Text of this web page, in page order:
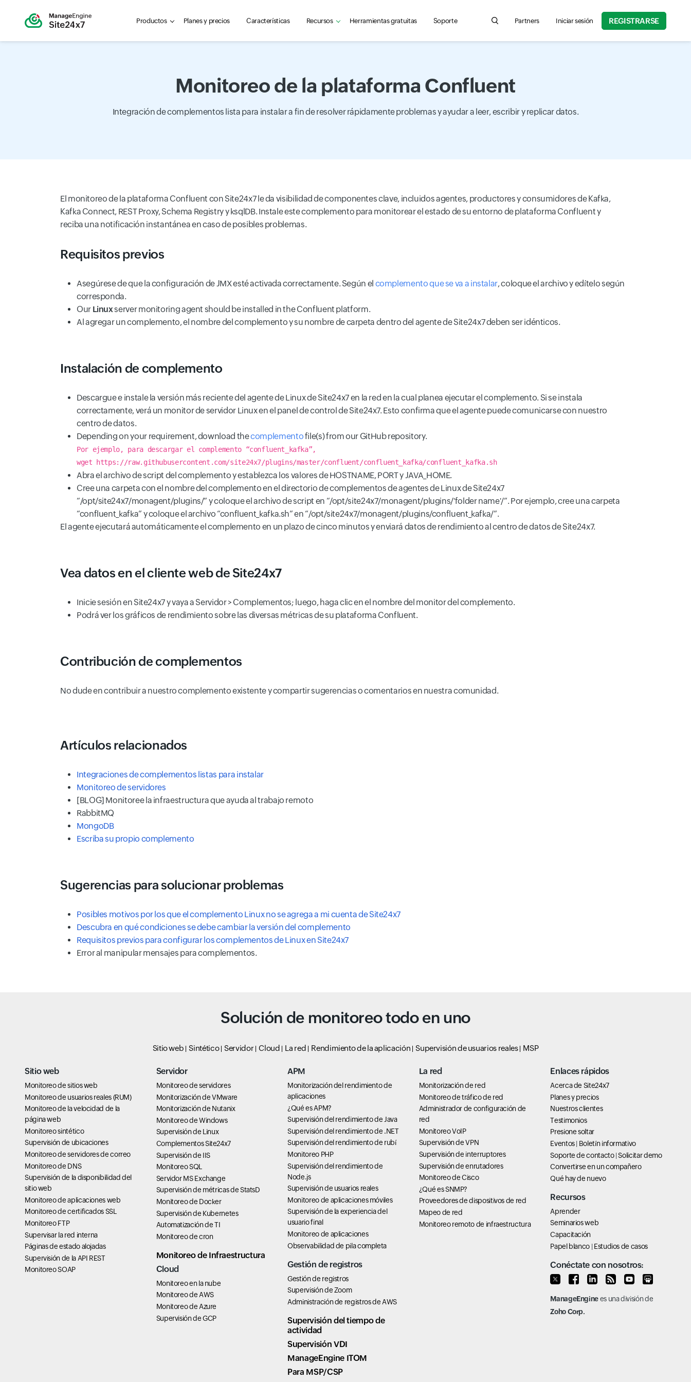
Productos Planes y precios Características Recursos Herramientas gratuitas Soporte Search for product information, help articles, and
Partners Iniciar sesión REGISTRARSE
Monitoreo de la plataforma Confluent
Integración de complementos lista para instalar a fin de resolver rápidamente problemas y ayudar a leer, escribir y replicar datos.
El monitoreo de la plataforma Confluent con Site24x7 le da visibilidad de componentes clave, incluidos agentes, productores y consumidores de Kafka,
Kafka Connect, REST Proxy, Schema Registry y ksqlDB. Instale este complemento para monitorear el estado de su entorno de plataforma Confluent y
reciba una notificación instantánea en caso de posibles problemas.
Requisitos previos
Asegúrese de que la configuración de JMX esté activada correctamente. Según el complemento que se va a instalar, coloque el archivo y edítelo según
corresponda.
Our Linuxserver monitoring agent should be installed in the Confluent platform.
Al agregar un complemento, el nombre del complemento y su nombre de carpeta dentro del agente de Site24x7 deben ser idénticos.
Instalación de complemento
Descargue e instale la versión más reciente del agente de Linux de Site24x7 en la red en la cual planea ejecutar el complemento. Si se instala
correctamente, verá un monitor de servidor Linux en el panel de control de Site24x7. Esto confirma que el agente puede comunicarse con nuestro
centro de datos.
Depending on your requirement, download thecomplementofile(s) from our GitHub repository.
Por ejemplo, para descargar el complemento “confluent_kafka”,
wget https://raw.githubusercontent.com/site24x7/plugins/master/confluent/confluent_kafka/confluent_kafka.sh
Abra el archivo de script del complemento y establezca los valores de HOSTNAME, PORT y JAVA_HOME.
Cree una carpeta con el nombre del complemento en el directorio de complementos de agentes de Linux de Site24x7
“/opt/site24x7/monagent/plugins/” y coloque el archivo de script en “/opt/site24x7/monagent/plugins/'folder name'/”. Por ejemplo, cree una carpeta
“confluent_kafka” y coloque el archivo “confluent_kafka.sh” en “/opt/site24x7/monagent/plugins/confluent_kafka/”.
El agente ejecutará automáticamente el complemento en un plazo de cinco minutos y enviará datos de rendimiento al centro de datos de Site24x7.
Vea datos en el cliente web de Site24x7
Inicie sesión en Site24x7 y vaya a Servidor > Complementos; luego, haga clic en el nombre del monitor del complemento.
Podrá ver los gráficos de rendimiento sobre las diversas métricas de su plataforma Confluent.
Contribución de complementos
No dude en contribuir a nuestro complemento existente y compartir sugerencias o comentarios en nuestra comunidad.
Artículos relacionados
Integraciones de complementos listas para instalar
Monitoreo de servidores
[BLOG] Monitoree la infraestructura que ayuda al trabajo remoto
RabbitMQ
MongoDB
Escriba su propio complemento
Sugerencias para solucionar problemas
Posibles motivos por los que el complemento Linux no se agrega a mi cuenta de Site24x7
Descubra en qué condiciones se debe cambiar la versión del complemento
Requisitos previos para configurar los complementos de Linux en Site24x7
Error al manipular mensajes para complementos.
Solución de monitoreo todo en uno
Sitio web Sintético Servidor Cloud La red Rendimiento de la aplicación Supervisión de usuarios reales MSP
Sitio web
Monitoreo de sitios web
Monitoreo de usuarios reales (RUM)
Monitoreo de la velocidad de la
página web
Monitoreo sintético
Supervisión de ubicaciones
Monitoreo de servidores de correo
Monitoreo de DNS
Supervisión de la disponibilidad del
sitio web
Monitoreo de aplicaciones web
Monitoreo de certificados SSL
Monitoreo FTP
Supervisar la red interna
Páginas de estado alojadas
Supervisión de la API REST
Monitoreo SOAP
Servidor
Monitoreo de servidores
Monitorización de VMware
Monitorización de Nutanix
Monitoreo de Windows
Supervisión de Linux
Complementos Site24x7
Supervisión de IIS
Monitoreo SQL
Servidor MS Exchange
Supervisión de métricas de StatsD
Monitoreo de Docker
Supervisión de Kubernetes
Automatización de TI
Monitoreo de cron
Monitoreo de Infraestructura
Cloud
Monitoreo en la nube
Monitoreo de AWS
Monitoreo de Azure
Supervisión de GCP
APM
Monitorización del rendimiento de
aplicaciones
¿Qué es APM?
Supervisión del rendimiento de Java
Supervisión del rendimiento de .NET
Supervisión del rendimiento de rubí
Monitoreo PHP
Supervisión del rendimiento de
Node.js
Supervisión de usuarios reales
Monitoreo de aplicaciones móviles
Supervisión de la experiencia del
usuario final
Monitoreo de aplicaciones
Observabilidad de pila completa
Gestión de registros
Gestión de registros
Supervisión de Zoom
Administración de registros de AWS
Supervisión del tiempo de
actividad
Supervisión VDI
ManageEngine ITOM
Para MSP/CSP
La red
Monitorización de red
Monitoreo de tráfico de red
Administrador de configuración de
red
Monitoreo VoIP
Supervisión de VPN
Supervisión de interruptores
Supervisión de enrutadores
Monitoreo de Cisco
¿Qué es SNMP?
Proveedores de dispositivos de red
Mapeo de red
Monitoreo remoto de infraestructura
Enlaces rápidos
Acerca de Site24x7
Planes y precios
Nuestros clientes
Testimonios
Presione soltar
Eventos| Boletín informativo
Soporte de contacto|Solicitar demo
Convertirse en un compañero
Qué hay de nuevo
Recursos
Aprender
Seminarios web
Capacitación
Papel blanco |Estudios de casos
Conéctate con nosotros:
ManageEnginees una división de
Zoho Corp.